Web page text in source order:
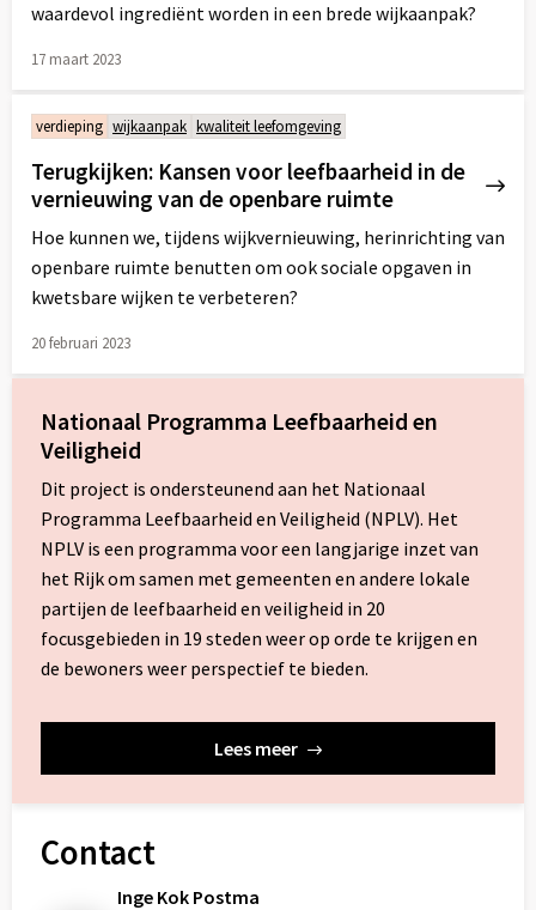
waardevol ingrediënt worden in een brede wijkaanpak?
17 maart 2023
meer
over
verdieping wijkaanpak kwaliteit leefomgeving
Terugkijken: Kansen voor leefbaarheid in de
vernieuwing van de openbare ruimte
Hoe kunnen we, tijdens wijkvernieuwing, herinrichting van
openbare ruimte benutten om ook sociale opgaven in
kwetsbare wijken te verbeteren?
20 februari 2023
over
Nationaal Programma Leefbaarheid en
Veiligheid
Dit project is ondersteunend aan het Nationaal
Programma Leefbaarheid en Veiligheid (NPLV). Het
NPLV is een programma voor een langjarige inzet van
het Rijk om samen met gemeenten en andere lokale
partijen de leefbaarheid en veiligheid in 20
focusgebieden in 19 steden weer op orde te krijgen en
de bewoners weer perspectief te bieden.
Lees meer
Contact
Inge Kok Postma